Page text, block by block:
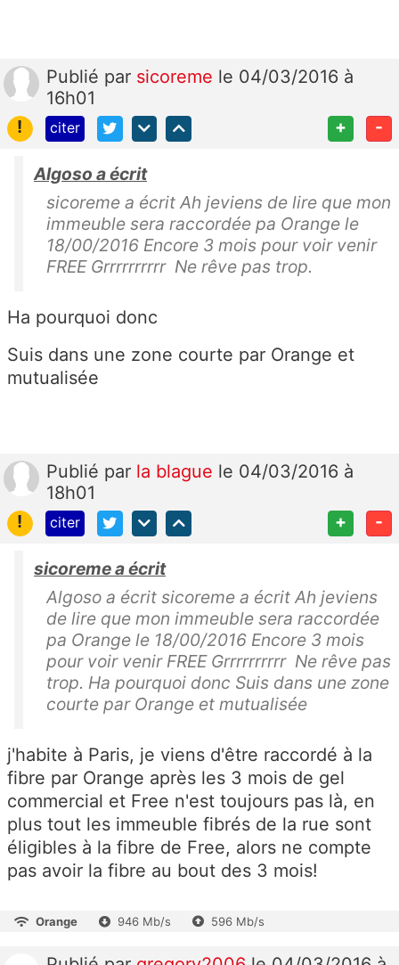
Publié par sicoreme le 04/03/2016 à
16h01
!
citer + -
Algoso a écrit
sicoreme a écrit Ah jeviens de lire que mon
immeuble sera raccordée pa Orange le
18/00/2016 Encore 3 mois pour voir venir
FREE Grrrrrrrrrr Ne rêve pas trop.
Ha pourquoi donc
Suis dans une zone courte par Orange et
mutualisée
Publié par la blague le 04/03/2016 à
18h01
!
citer + -
sicoreme a écrit
Algoso a écrit sicoreme a écrit Ah jeviens
de lire que mon immeuble sera raccordée
pa Orange le 18/00/2016 Encore 3 mois
pour voir venir FREE Grrrrrrrrrr Ne rêve pas
trop. Ha pourquoi donc Suis dans une zone
courte par Orange et mutualisée
j'habite à Paris, je viens d'être raccordé à la
fibre par Orange après les 3 mois de gel
commercial et Free n'est toujours pas là, en
plus tout les immeuble fibrés de la rue sont
éligibles à la fibre de Free, alors ne compte
pas avoir la fibre au bout des 3 mois!
Orange 946 Mb/s 596 Mb/s